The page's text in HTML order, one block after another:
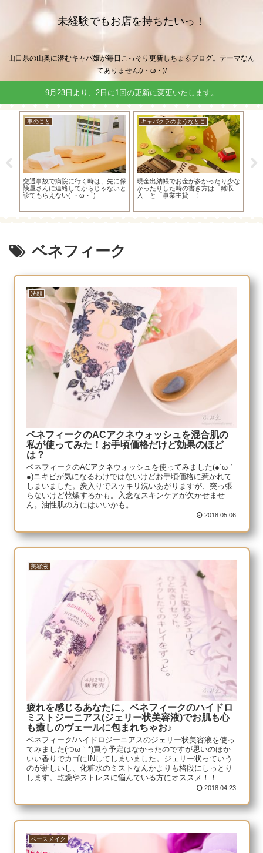
未経験でもお店を持ちたいっ！
山口県の山奥に潜むキャバ嬢が毎日こっそり更新しちょるブログ。テーマなん
てありません(/・ω・)/
9月23日より、2日に1回の更新に変更いたします。
車のこと
交通事故で病院に行く時は、先に保
険屋さんに連絡してからじゃないと
診てもらえない(´・ω・`)
キャバクラのようなとこ
現金出納帳でお金が多かったり少な
かったりした時の書き方は「雑収
入」と「事業主貸」！
ベネフィーク
洗顔
ベネフィークのACアクネウォッシュを混合肌の
私が使ってみた！お手頃価格だけど効果のほど
は？
ベネフィークのACアクネウォッシュを使ってみました(●´ω｀
●)ニキビが気になるわけではないけどお手頃価格に惹かれて
しまいました。炭入りでスッキリ洗いあがりますが、突っ張
らないけど乾燥するかも。入念なスキンケアが欠かせませ
ん。油性肌の方にはいいかも。
2018.05.06
美容液
疲れを感じるあなたに。ベネフィークのハイドロ
ミストジーニアス(ジェリー状美容液)でお肌も心
も癒しのヴェールに包まれちゃお♪
ベネフィーク/ハイドロジーニアスのジェリー状美容液を使っ
てみました(つω｀*)買う予定はなかったのですが思いのほか
いい香りでカゴにINしてしまいました。ジェリー状っていう
のが新しいし、化粧水のミストなんかよりも格段にしっとり
します。乾燥やストレスに悩んでいる方にオススメ！！
2018.04.23
ベースメイク